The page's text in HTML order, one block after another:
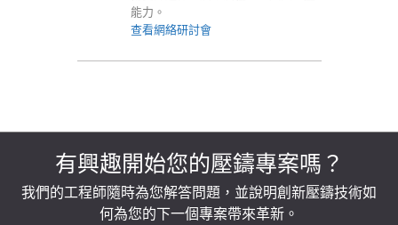
能力。
查看網絡研討會
有興趣開始您的壓鑄專案嗎？
我們的工程師隨時為您解答問題，並說明創新壓鑄技術如
何為您的下一個專案帶來革新。